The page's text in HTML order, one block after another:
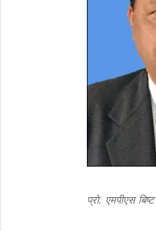
प्रो. एमपीएस बिष्ट